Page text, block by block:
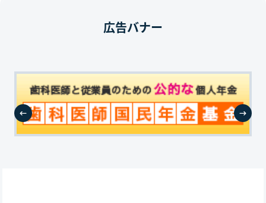
広告バナー